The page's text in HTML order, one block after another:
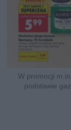
W promocji
podstawie